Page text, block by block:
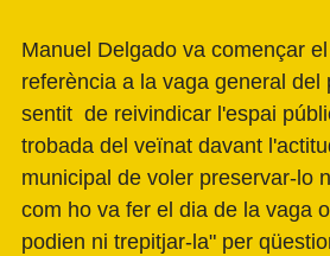
Manuel Delgado va començar
referència a la vaga general del
sentit de reivindicar l'espai
trobada del veïnat davant
municipal de voler preservar-lo
com ho va fer el dia de la vaga
podien ni trepitjar-la" per